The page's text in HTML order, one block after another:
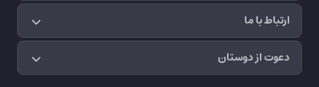
ارتباط با ما
دعوت از دوستان